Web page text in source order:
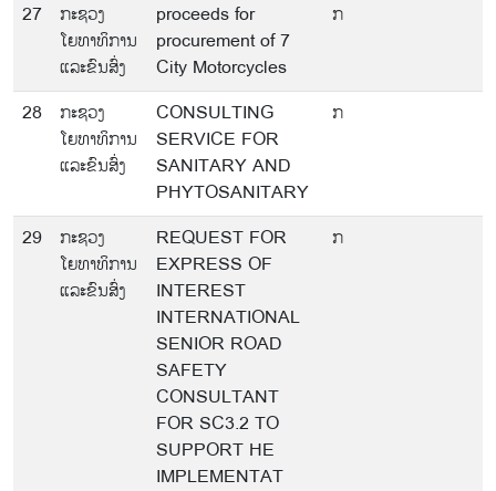
27
ກະຊວງ
ໂຍທາທິການ
ແລະຂົນສົ່ງ
proceeds for
procurement of 7
City Motorcycles
ກ
28
ກະຊວງ
ໂຍທາທິການ
ແລະຂົນສົ່ງ
CONSULTING
SERVICE FOR
SANITARY AND
PHYTOSANITARY
ກ
29
ກະຊວງ
ໂຍທາທິການ
ແລະຂົນສົ່ງ
REQUEST FOR
EXPRESS OF
INTEREST
INTERNATIONAL
SENIOR ROAD
SAFETY
CONSULTANT
FOR SC3.2 TO
SUPPORT HE
IMPLEMENTAT
ກ